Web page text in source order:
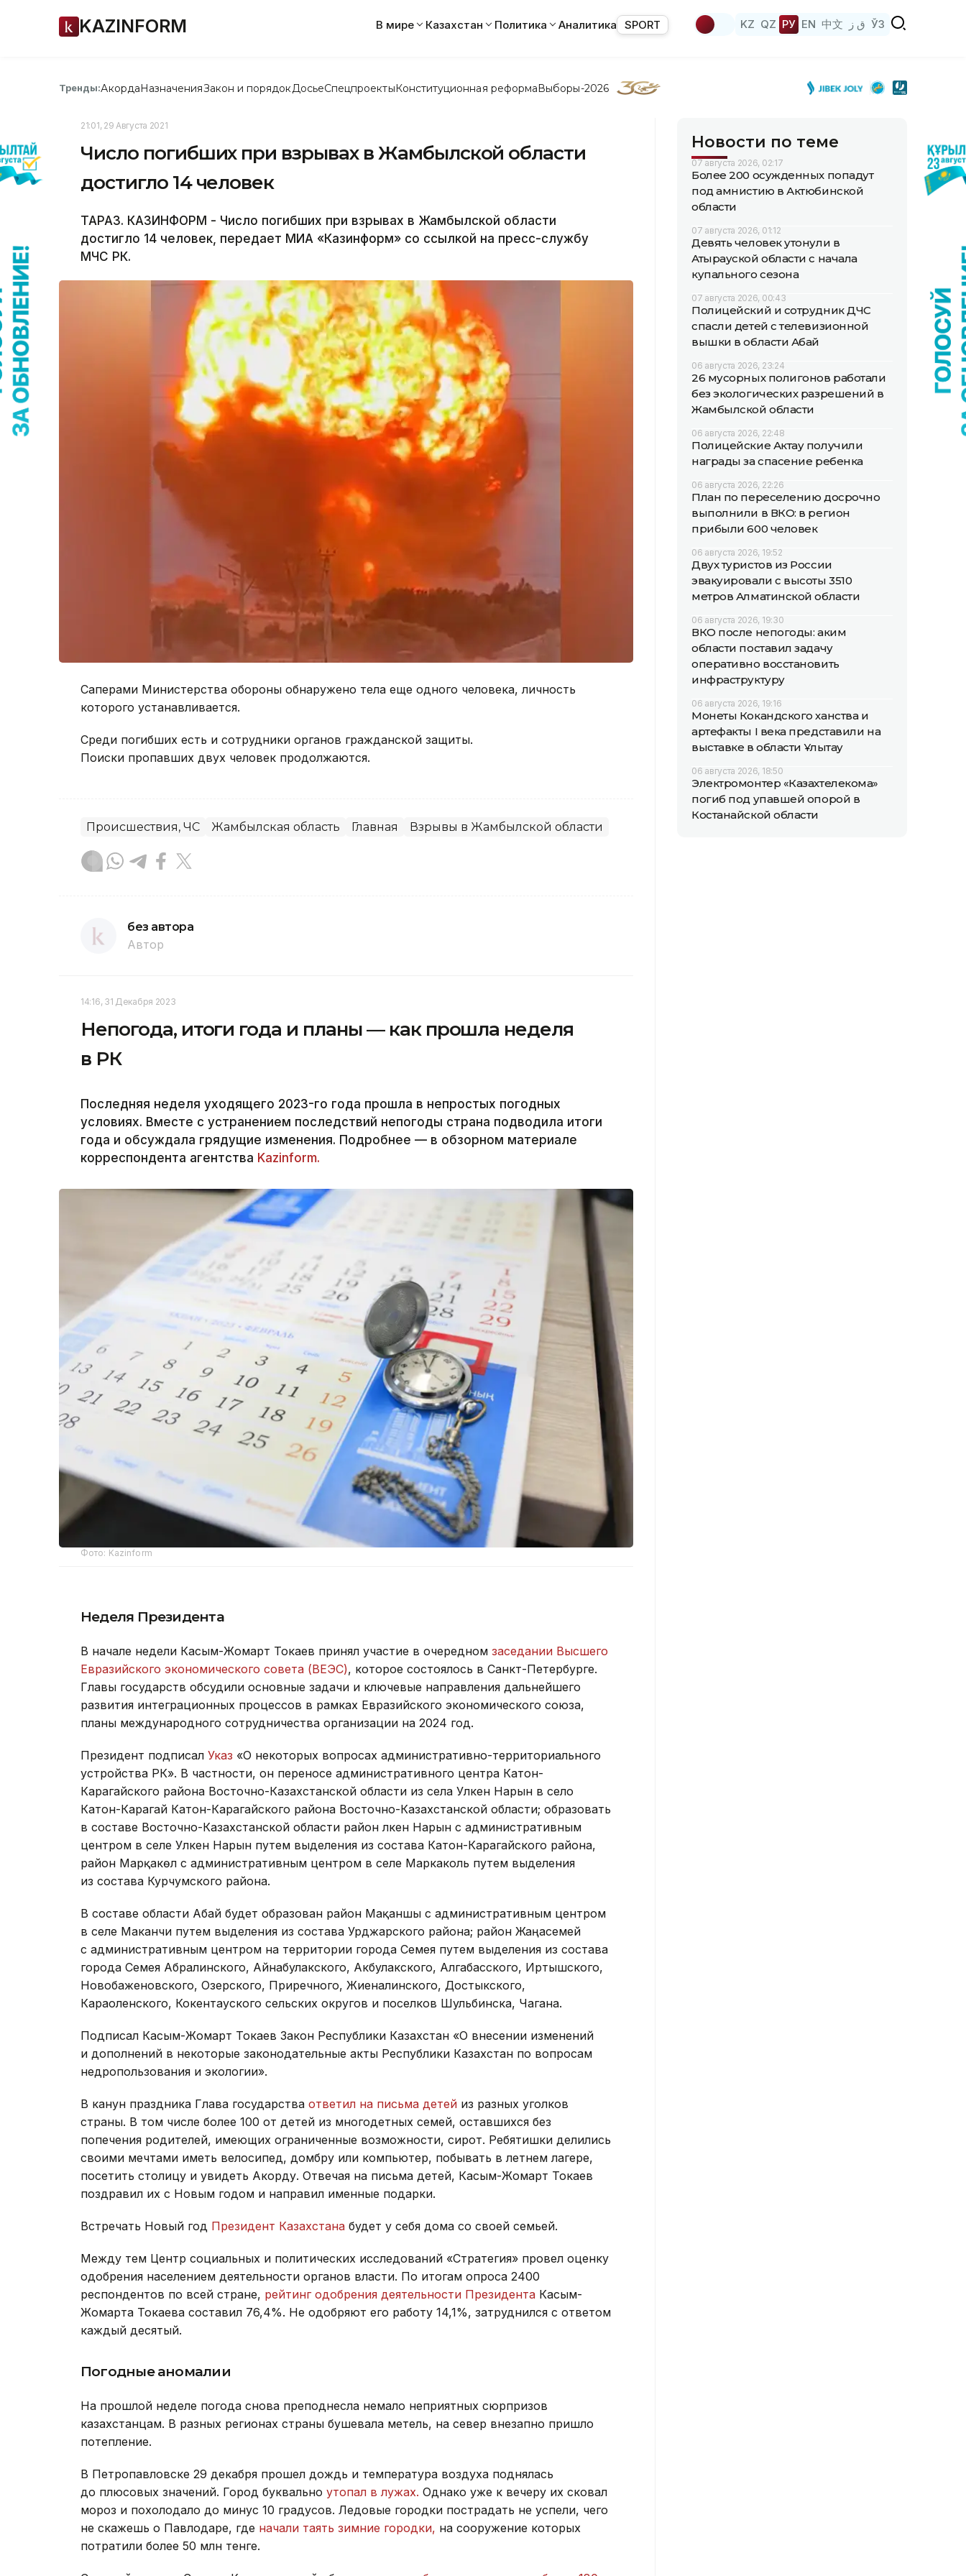
KAZINFORM В мире Казахстан Политика Аналитика SPORT KZ QZ РУ EN 中文 ق ز ЎЗ
Тренды:АкордаНазначенияЗакон и порядок ДосьеСпецпроектыКонституционная реформаВыборы-2026
21:01, 29 Августа 2021
Число погибших при взрывах в Жамбылской области
достигло 14 человек
ТАРАЗ. КАЗИНФОРМ - Число погибших при взрывах в Жамбылской области
достигло 14 человек, передает МИА «Казинформ» со ссылкой на пресс-службу
МЧС РК.
Саперами Министерства обороны обнаружено тела еще одного человека, личность
которого устанавливается.
Среди погибших есть и сотрудники органов гражданской защиты.
Поиски пропавших двух человек продолжаются.
Происшествия, ЧС Жамбылская область Главная Взрывы в Жамбылской области
без автора
Автор
14:16, 31 Декабря 2023
Непогода, итоги года и планы — как прошла неделя
в РК
Последняя неделя уходящего 2023-го года прошла в непростых погодных
условиях. Вместе с устранением последствий непогоды страна подводила итоги
года и обсуждала грядущие изменения. Подробнее — в обзорном материале
корреспондента агентства Kazinform.
Фото: Kazinform
Неделя Президента
В начале недели Касым-Жомарт Токаев принял участие в очередном заседании Высшего
Евразийского экономического совета (ВЕЭС), которое состоялось в Санкт-Петербурге.
Главы государств обсудили основные задачи и ключевые направления дальнейшего
развития интеграционных процессов в рамках Евразийского экономического союза,
планы международного сотрудничества организации на 2024 год.
Президент подписал Указ «О некоторых вопросах административно-территориального
устройства РК». В частности, он переносе административного центра Катон-
Карагайского района Восточно-Казахстанской области из села Улкен Нарын в село
Катон-Карагай Катон-Карагайского района Восточно-Казахстанской области; образовать
в составе Восточно-Казахстанской области район Үлкен Нарын с административным
центром в селе Улкен Нарын путем выделения из состава Катон-Карагайского района,
район Марқакөл с административным центром в селе Маркаколь путем выделения
из состава Курчумского района.
В составе области Абай будет образован район Мақаншы с административным центром
в селе Маканчи путем выделения из состава Урджарского района; район Жаңасемей
с административным центром на территории города Семея путем выделения из состава
города Семея Абралинского, Айнабулакского, Акбулакского, Алгабасского, Иртышского,
Новобаженовского, Озерского, Приречного, Жиеналинского, Достыкского,
Караоленского, Кокентауского сельских округов и поселков Шульбинска, Чагана.
Подписал Касым-Жомарт Токаев Закон Республики Казахстан «О внесении изменений
и дополнений в некоторые законодательные акты Республики Казахстан по вопросам
недропользования и экологии».
В канун праздника Глава государства ответил на письма детей из разных уголков
страны. В том числе более 100 от детей из многодетных семей, оставшихся без
попечения родителей, имеющих ограниченные возможности, сирот. Ребятишки делились
своими мечтами иметь велосипед, домбру или компьютер, побывать в летнем лагере,
посетить столицу и увидеть Акорду. Отвечая на письма детей, Касым-Жомарт Токаев
поздравил их с Новым годом и направил именные подарки.
Встречать Новый год Президент Казахстана будет у себя дома со своей семьей.
Между тем Центр социальных и политических исследований «Стратегия» провел оценку
одобрения населением деятельности органов власти. По итогам опроса 2400
респондентов по всей стране, рейтинг одобрения деятельности Президента Касым-
Жомарта Токаева составил 76,4%. Не одобряют его работу 14,1%, затруднился с ответом
каждый десятый.
Погодные аномалии
На прошлой неделе погода снова преподнесла немало неприятных сюрпризов
казахстанцам. В разных регионах страны бушевала метель, на север внезапно пришло
потепление.
В Петропавловске 29 декабря прошел дождь и температура воздуха поднялась
до плюсовых значений. Город буквально утопал в лужах. Однако уже к вечеру их сковал
мороз и похолодало до минус 10 градусов. Ледовые городки пострадать не успели, чего
не скажешь о Павлодаре, где начали таять зимние городки, на сооружение которых
потратили более 50 млн тенге.
Новости по теме
07 августа 2026, 02:17
Более 200 осужденных попадут
под амнистию в Актюбинской
области
07 августа 2026, 01:12
Девять человек утонули в
Атырауской области с начала
купального сезона
07 августа 2026, 00:43
Полицейский и сотрудник ДЧС
спасли детей с телевизионной
вышки в области Абай
06 августа 2026, 23:24
26 мусорных полигонов работали
без экологических разрешений в
Жамбылской области
06 августа 2026, 22:48
Полицейские Актау получили
награды за спасение ребенка
06 августа 2026, 22:26
План по переселению досрочно
выполнили в ВКО: в регион
прибыли 600 человек
06 августа 2026, 19:52
Двух туристов из России
эвакуировали с высоты 3510
метров Алматинской области
06 августа 2026, 19:30
ВКО после непогоды: аким
области поставил задачу
оперативно восстановить
инфраструктуру
06 августа 2026, 19:16
Монеты Кокандского ханства и
артефакты I века представили на
выставке в области Ұлытау
06 августа 2026, 18:50
Электромонтер «Казахтелекома»
погиб под упавшей опорой в
Костанайской области